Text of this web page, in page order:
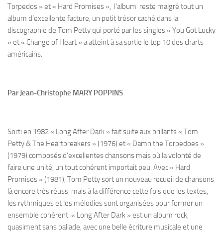
Torpedos » et « Hard Promises », l’album reste malgré tout un
album d’excellente facture, un petit trésor caché dans la
discographie de Tom Petty qui porté par les singles « You Got Lucky
» et « Change of Heart » a atteint à sa sortie le top 10 des charts
américains.
Par Jean-Christophe MARY POPPINS
Sorti en 1982 « Long After Dark » fait suite aux brillants « Tom
Petty & The Heartbreakers » (1976) et « Damn the Torpedoes »
(1979) composés d’excellentes chansons mais où la volonté de
faire une unité, un tout cohérent importait peu. Avec « Hard
Promises » (1981), Tom Petty sort un nouveau recueil de chansons
là encore très réussi mais à la différence cette fois que les textes,
les rythmiques et les mélodies sont organisées pour former un
ensemble cohérent. « Long After Dark » est un album rock,
quasiment sans ballade, avec une belle écriture musicale et une